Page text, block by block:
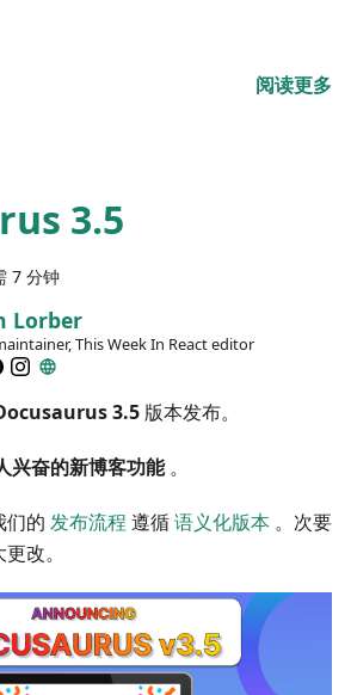
阅读更多
3.5
7 分钟
Lorber
This Week In React editor
3.5 版本发布。
兴奋的新博客功能。
们的 发布流程 遵循语义化版本 。次要
改。